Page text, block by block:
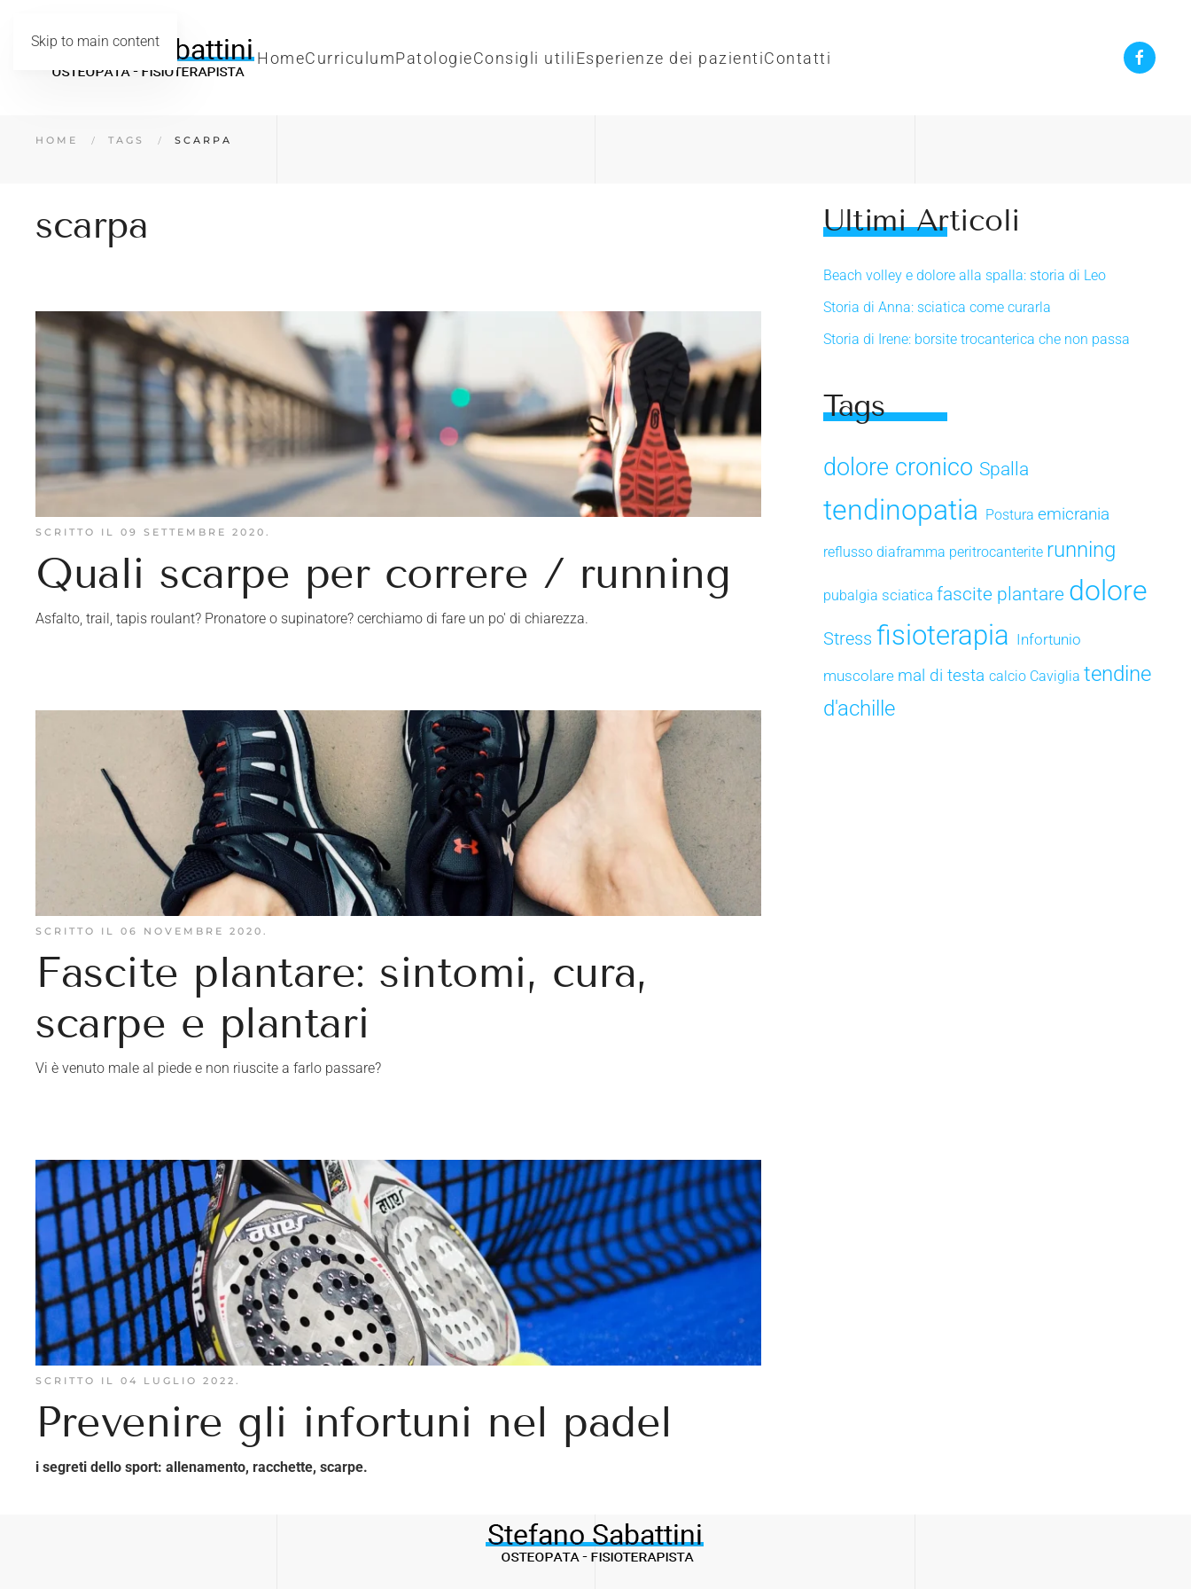
Skip to main content
HomeCurriculumPatologieConsigli utiliEsperienze dei pazientiContatti
HOME TAGS SCARPA
scarpa
SCRITTO IL 09 SETTEMBRE 2020 .
Quali scarpe per correre / running
Asfalto, trail, tapis roulant? Pronatore o supinatore? cerchiamo di fare un po' di chiarezza.
SCRITTO IL 06 NOVEMBRE 2020 .
Fascite plantare: sintomi, cura,
scarpe e plantari
Vi è venuto male al piede e non riuscite a farlo passare?
SCRITTO IL 04 LUGLIO 2022 .
Prevenire gli infortuni nel padel
i segreti dello sport: allenamento, racchette, scarpe.
Ultimi Articoli
Beach volley e dolore alla spalla: storia di Leo
Storia di Anna: sciatica come curarla
Storia di Irene: borsite trocanterica che non passa
Tags
dolore cronico Spalla
tendinopatia Posturaemicrania
reflussodiaframma peritrocanterite running
pubalgia sciaticafascite plantare dolore
Stressfisioterapia Infortunio
muscolare mal di testacalcio Cavigliatendine
d'achille